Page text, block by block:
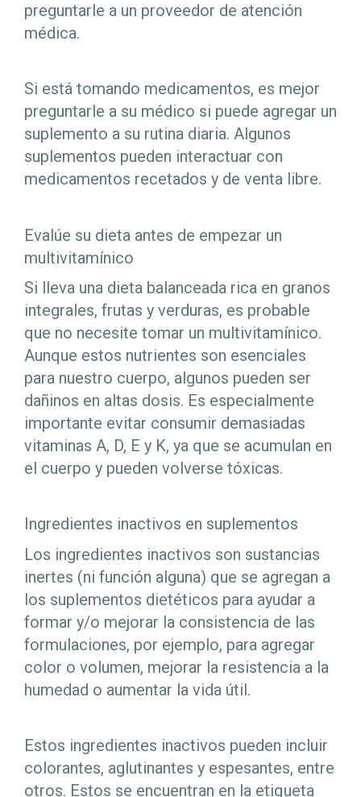
preguntarle a un proveedor de atención
médica.
Si está tomando medicamentos, es mejor
preguntarle a su médico si puede agregar un
suplemento a su rutina diaria. Algunos
suplementos pueden interactuar con
medicamentos recetados y de venta libre.
Evalúe su dieta antes de empezar un
multivitamínico
Si lleva una dieta balanceada rica en granos
integrales, frutas y verduras, es probable
que no necesite tomar un multivitamínico.
Aunque estos nutrientes son esenciales
para nuestro cuerpo, algunos pueden ser
dañinos en altas dosis. Es especialmente
importante evitar consumir demasiadas
vitaminas A, D, E y K, ya que se acumulan en
el cuerpo y pueden volverse tóxicas.
Ingredientes inactivos en suplementos
Los ingredientes inactivos son sustancias
inertes (ni función alguna) que se agregan a
los suplementos dietéticos para ayudar a
formar y/o mejorar la consistencia de las
formulaciones, por ejemplo, para agregar
color o volumen, mejorar la resistencia a la
humedad o aumentar la vida útil.
Estos ingredientes inactivos pueden incluir
colorantes, aglutinantes y espesantes, entre
otros. Estos se encuentran en la etiqueta